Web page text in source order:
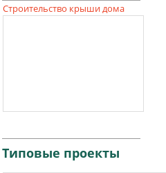
Строительство крыши дома
Типовые проекты